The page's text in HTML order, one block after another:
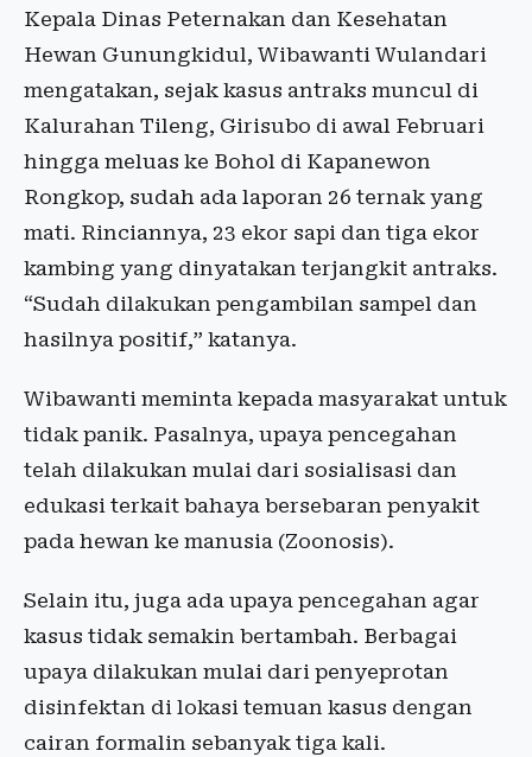
Kepala Dinas Peternakan dan Kesehatan
Hewan Gunungkidul, Wibawanti Wulandari
mengatakan, sejak kasus antraks muncul di
Kalurahan Tileng, Girisubo di awal Februari
hingga meluas ke Bohol di Kapanewon
Rongkop, sudah ada laporan 26 ternak yang
mati. Rinciannya, 23 ekor sapi dan tiga ekor
kambing yang dinyatakan terjangkit antraks.
“Sudah dilakukan pengambilan sampel dan
hasilnya positif,” katanya.
Wibawanti meminta kepada masyarakat untuk
tidak panik. Pasalnya, upaya pencegahan
telah dilakukan mulai dari sosialisasi dan
edukasi terkait bahaya bersebaran penyakit
pada hewan ke manusia (Zoonosis).
Selain itu, juga ada upaya pencegahan agar
kasus tidak semakin bertambah. Berbagai
upaya dilakukan mulai dari penyeprotan
disinfektan di lokasi temuan kasus dengan
cairan formalin sebanyak tiga kali.